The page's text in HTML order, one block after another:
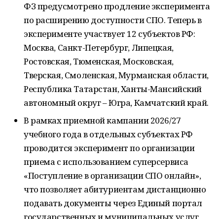
ФЗ предусмотрено продление эксперимента
по расширению доступности СПО. Теперь в
эксперименте участвует 12 субъектов РФ:
Москва, Санкт-Петербург, Липецкая,
Ростовская, Тюменская, Московская,
Тверская, Смоленская, Мурманская области,
Республика Татарстан, Ханты-Мансийский
автономный округ – Югра, Камчатский край.
В рамках приемной кампании 2026/27
учебного года в отдельных субъектах РФ
проводится эксперимент по организации
приема с использованием суперсервиса
«Поступление в организации СПО онлайн»,
что позволяет абитуриентам дистанционно
подавать документы через Единый портал